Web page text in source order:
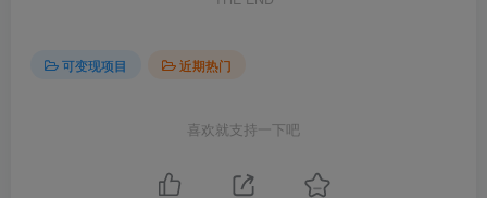
可变现项目 近期热门
喜欢就支持一下吧